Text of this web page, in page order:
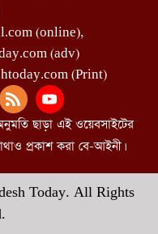
(online),
(adv)
(Print)
ছাড়া এই ওয়েবসাইটের
প্রকাশ করা বে-আইনী।
Today. All Rights